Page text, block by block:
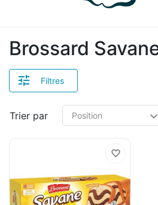
Brossard
Filtres
Trier par